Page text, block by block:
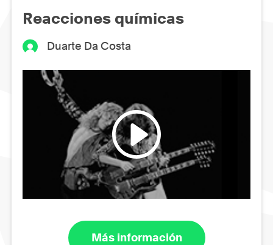
Reacciones químicas
Duarte Da Costa
Más información